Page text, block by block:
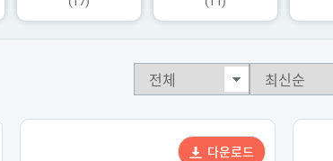
다운로드